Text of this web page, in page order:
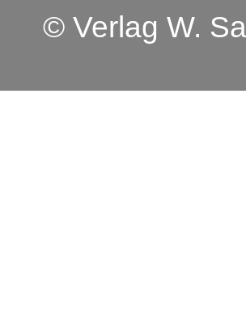
© Verlag W.